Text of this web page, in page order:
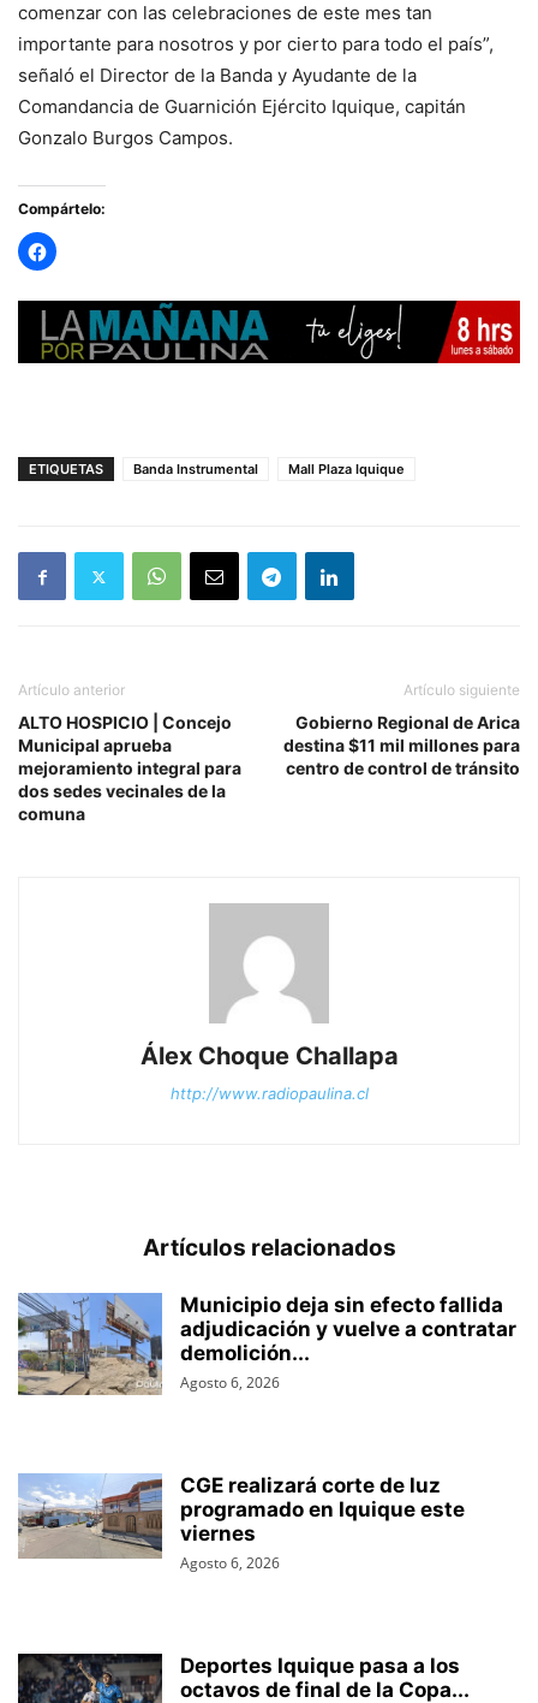
comenzar con las celebraciones de este mes tan
importante para nosotros y por cierto para todo el país”,
señaló el Director de la Banda y Ayudante de la
Comandancia de Guarnición Ejército Iquique, capitán
Gonzalo Burgos Campos.
Compártelo:
ETIQUETAS Banda Instrumental Mall Plaza Iquique
Artículo anterior
ALTO HOSPICIO | Concejo
Municipal aprueba
mejoramiento integral para
dos sedes vecinales de la
comuna
Artículo siguiente
Gobierno Regional de Arica
destina $11 mil millones para
centro de control de tránsito
Álex Choque Challapa
http://www.radiopaulina.cl
Artículos relacionados
Municipio deja sin efecto fallida
adjudicación y vuelve a contratar
demolición...
Agosto 6, 2026
CGE realizará corte de luz
programado en Iquique este
viernes
Agosto 6, 2026
Deportes Iquique pasa a los
octavos de final de la Copa...